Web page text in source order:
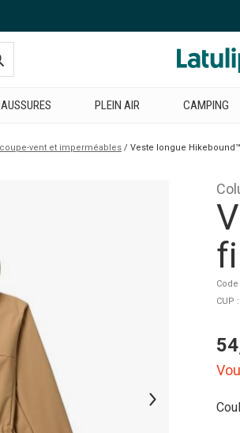
PLEIN AIR CAMPING
vent et imperméables Veste longue
Code
CUP